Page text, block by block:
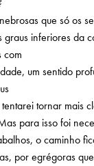
que só os
inferiores da
com
um sentido
tornar
para isso foi
o caminho
por egrégoras